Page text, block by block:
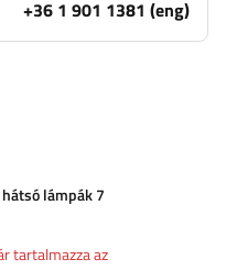
+36 1 901 1381 (eng)
hátsó lámpák 7
tartalmazza az